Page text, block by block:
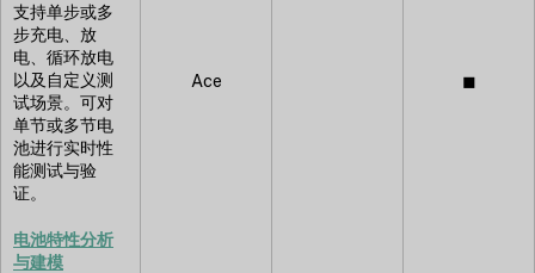
支持单步或多
步充电、放
电、循环放电
以及自定义测
试场景。可对
单节或多节电
池进行实时性
能测试与验
证。
Ace ◼︎
电池特性分析
与建模